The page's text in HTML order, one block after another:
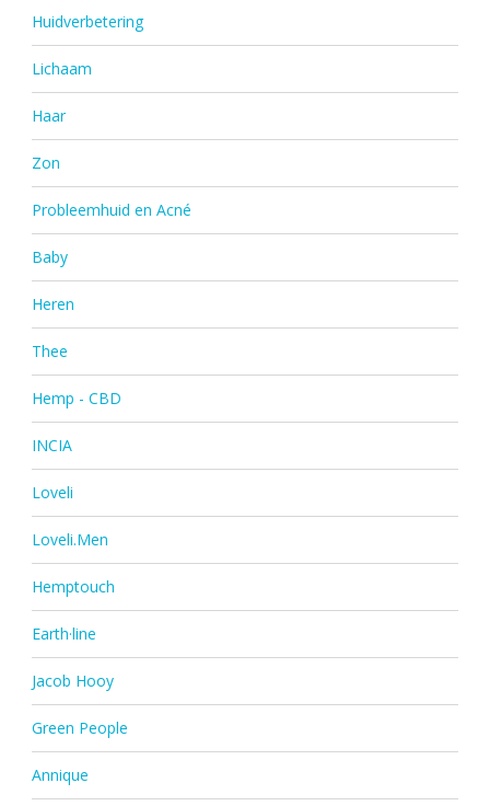
Huidverbetering
Lichaam
Haar
Zon
Probleemhuid en Acné
Baby
Heren
Thee
Hemp - CBD
INCIA
Loveli
Loveli.Men
Hemptouch
Earth·line
Jacob Hooy
Green People
Annique